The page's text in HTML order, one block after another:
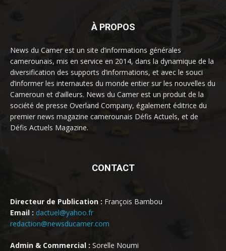
À PROPOS
News du Camer est un site d’informations générales
camerounais, mis en service en 2014, dans la dynamique de la
diversification des supports d’informations, et avec le souci
d’informer les internautes du monde entier sur les nouvelles du
Cameroun et d’ailleurs. News du Camer est un produit de la
société de presse Overland Company, également éditrice du
premier news magazine camerounais Défis Actuels, et de
Défis Actuels Magazine.
CONTACT
Directeur de Publication : François Bambou
Email : dactuel@yahoo.fr
redaction@newsducamer.com
Admin & Commercial : Sorelle Noumi